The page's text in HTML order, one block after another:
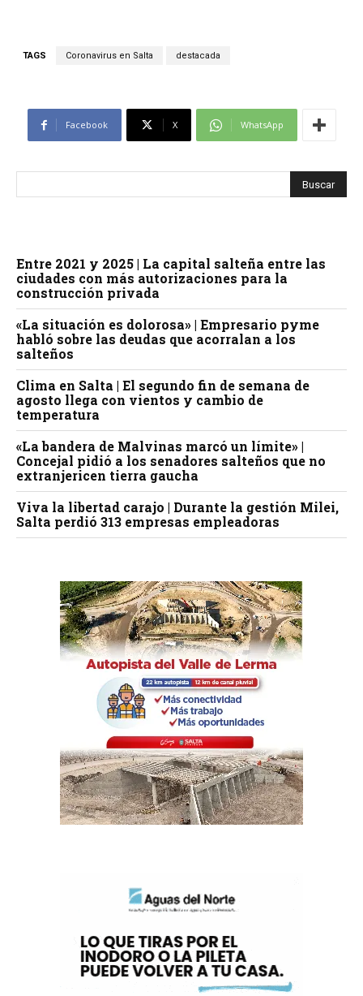
TAGS Coronavirus en Salta destacada
Facebook X WhatsApp
Entre 2021 y 2025 | La capital salteña entre las
ciudades con más autorizaciones para la
construcción privada
«La situación es dolorosa» | Empresario pyme
habló sobre las deudas que acorralan a los
salteños
Clima en Salta | El segundo fin de semana de
agosto llega con vientos y cambio de
temperatura
«La bandera de Malvinas marcó un límite» |
Concejal pidió a los senadores salteños que no
extranjericen tierra gaucha
Viva la libertad carajo | Durante la gestión Milei,
Salta perdió 313 empresas empleadoras